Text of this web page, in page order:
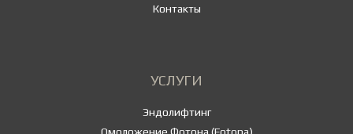
Контакты
УСЛУГИ
Эндолифтинг